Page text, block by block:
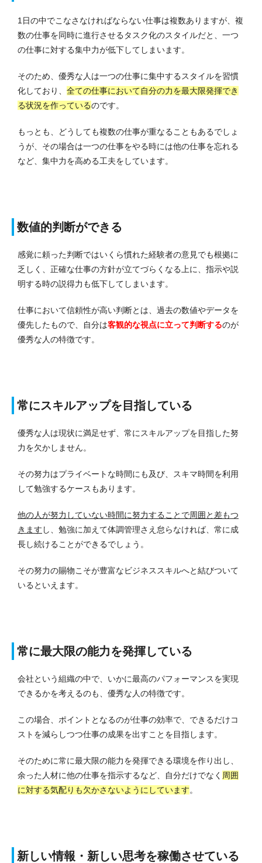
1日の中でこなさなければならない仕事は複数ありますが、複
数の仕事を同時に進行させるタスク化のスタイルだと、一つ
の仕事に対する集中力が低下してしまいます。
そのため、優秀な人は一つの仕事に集中するスタイルを習慣
化しており、 全ての仕事において自分の力を最大限発揮でき
る状況を作っているのです。
もっとも、どうしても複数の仕事が重なることもあるでしょ
うが、その場合は一つの仕事をやる時には他の仕事を忘れる
など、集中力を高める工夫をしています。
数値的判断ができる
感覚に頼った判断ではいくら慣れた経験者の意見でも根拠に
乏しく、正確な仕事の方針が立てづらくなる上に、指示や説
明する時の説得力も低下してしまいます。
仕事において信頼性が高い判断とは、過去の数値やデータを
優先したもので、自分は客観的な視点に立って判断するのが
優秀な人の特徴です。
常にスキルアップを目指している
優秀な人は現状に満足せず、常にスキルアップを目指した努
力を欠かしません。
その努力はプライベートな時間にも及び、スキマ時間を利用
して勉強するケースもあります。
他の人が努力していない時間に努力することで周囲と差もつ
きます し、勉強に加えて体調管理さえ怠らなければ、常に成
長し続けることができるでしょう。
その努力の賜物こそが豊富なビジネススキルへと結びついて
いるといえます。
常に最大限の能力を発揮している
会社という組織の中で、いかに最高のパフォーマンスを実現
できるかを考えるのも、優秀な人の特徴です。
この場合、ポイントとなるのが仕事の効率で、できるだけコ
ストを減らしつつ仕事の成果を出すことを目指します。
そのために常に最大限の能力を発揮できる環境を作り出し、
余った人材に他の仕事を指示するなど、自分だけでなく 周囲
に対する気配りも欠かさないようにしています。
新しい情報・新しい思考を稼働させている